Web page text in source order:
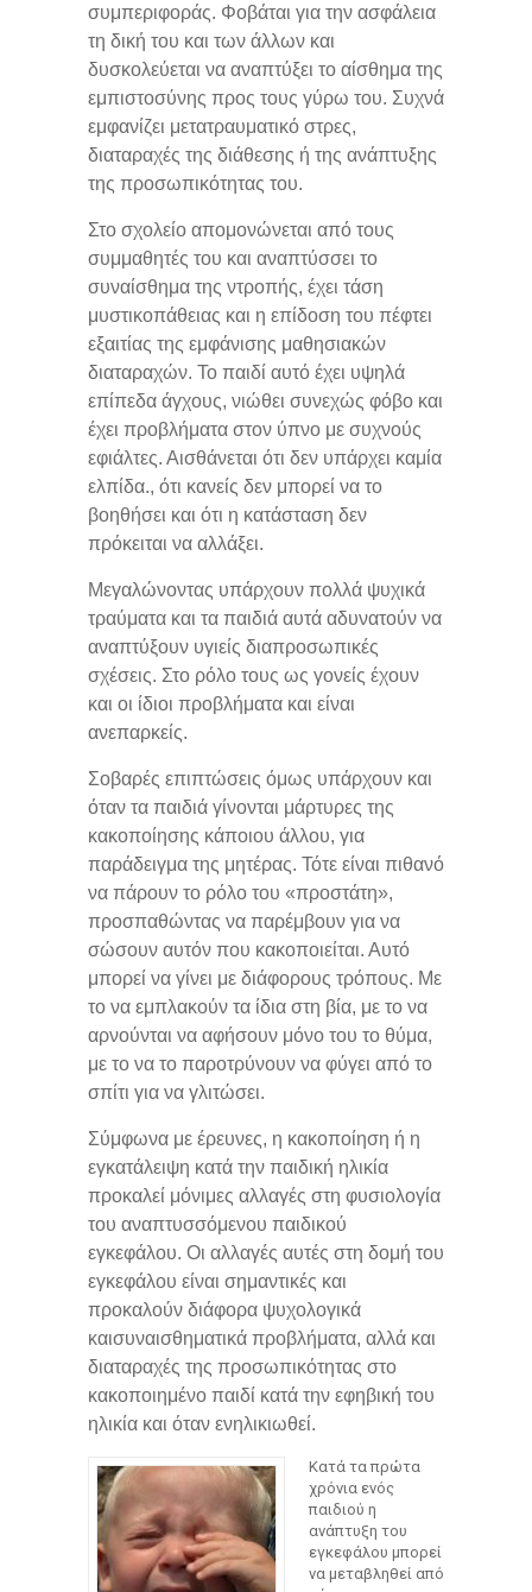
συμπεριφοράς. Φοβάται για την ασφάλεια
τη δική του και των άλλων και
δυσκολεύεται να αναπτύξει το αίσθημα της
εμπιστοσύνης προς τους γύρω του. Συχνά
εμφανίζει μετατραυματικό στρες,
διαταραχές της διάθεσης ή της ανάπτυξης
της προσωπικότητας του.
Στο σχολείο απομονώνεται από τους
συμμαθητές του και αναπτύσσει το
συναίσθημα της ντροπής, έχει τάση
μυστικοπάθειας και η επίδοση του πέφτει
εξαιτίας της εμφάνισης μαθησιακών
διαταραχών. Το παιδί αυτό έχει υψηλά
επίπεδα άγχους, νιώθει συνεχώς φόβο και
έχει προβλήματα στον ύπνο με συχνούς
εφιάλτες. Αισθάνεται ότι δεν υπάρχει καμία
ελπίδα., ότι κανείς δεν μπορεί να το
βοηθήσει και ότι η κατάσταση δεν
πρόκειται να αλλάξει.
Μεγαλώνοντας υπάρχουν πολλά ψυχικά
τραύματα και τα παιδιά αυτά αδυνατούν να
αναπτύξουν υγιείς διαπροσωπικές
σχέσεις. Στο ρόλο τους ως γονείς έχουν
και οι ίδιοι προβλήματα και είναι
ανεπαρκείς.
Σοβαρές επιπτώσεις όμως υπάρχουν και
όταν τα παιδιά γίνονται μάρτυρες της
κακοποίησης κάποιου άλλου, για
παράδειγμα της μητέρας. Τότε είναι πιθανό
να πάρουν το ρόλο του «προστάτη»,
προσπαθώντας να παρέμβουν για να
σώσουν αυτόν που κακοποιείται. Αυτό
μπορεί να γίνει με διάφορους τρόπους. Με
το να εμπλακούν τα ίδια στη βία, με το να
αρνούνται να αφήσουν μόνο του το θύμα,
με το να το παροτρύνουν να φύγει από το
σπίτι για να γλιτώσει.
Σύμφωνα με έρευνες, η κακοποίηση ή η
εγκατάλειψη κατά την παιδική ηλικία
προκαλεί μόνιμες αλλαγές στη φυσιολογία
του αναπτυσσόμενου παιδικού
εγκεφάλου. Οι αλλαγές αυτές στη δομή του
εγκεφάλου είναι σημαντικές και
προκαλούν διάφορα ψυχολογικά
καισυναισθηματικά προβλήματα, αλλά και
διαταραχές της προσωπικότητας στο
κακοποιημένο παιδί κατά την εφηβική του
ηλικία και όταν ενηλικιωθεί.
Κατά τα πρώτα
χρόνια ενός
παιδιού η
ανάπτυξη του
εγκεφάλου μπορεί
να μεταβληθεί από